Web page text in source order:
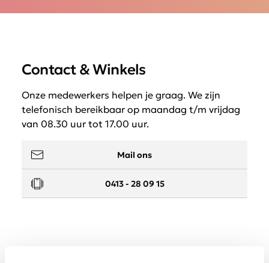
Contact & Winkels
Onze medewerkers helpen je graag. We zijn
telefonisch bereikbaar op maandag t/m vrijdag
van 08.30 uur tot 17.00 uur.
Mail ons
0413 - 28 09 15